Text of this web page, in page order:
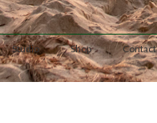
Studio Shop Contact